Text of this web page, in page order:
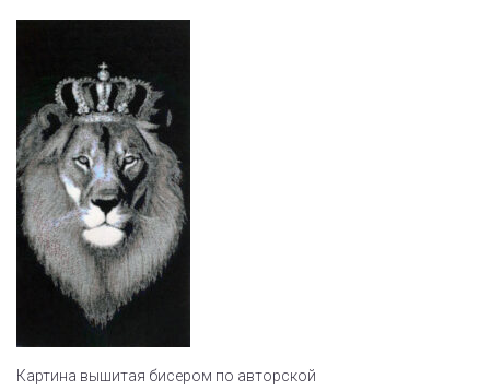
Картина вышитая бисером по авторской